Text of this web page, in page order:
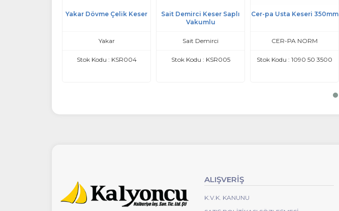
Yakar Dövme Çelik Keser
Yakar
Stok Kodu : KSR004
Sait Demirci Keser Saplı
Vakumlu
Sait Demirci
Stok Kodu : KSR005
Cer-pa Usta Keseri 350mm
CER-PA NORM
Stok Kodu : 1090 50 3500
ALIŞVERİŞ
K.V.K. KANUNU